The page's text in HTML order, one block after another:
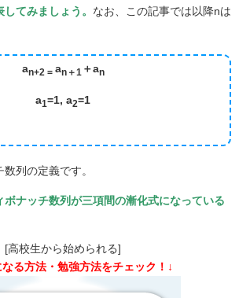
してみましょう。 なお、この記事では以降nは
an+2 = an＋1 ＋an
a1=1, a2=1
列の定義です。
ボナッチ数列が三項間の漸化式になっている
[高校生から始められる]
なる方法・勉強方法をチェック！↓